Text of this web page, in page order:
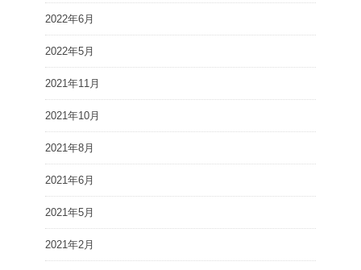
2022年6月
2022年5月
2021年11月
2021年10月
2021年8月
2021年6月
2021年5月
2021年2月